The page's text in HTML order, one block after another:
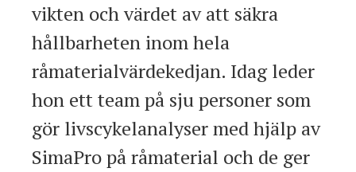
vikten och värdet av att säkra
hållbarheten inom hela
råmaterialvärdekedjan. Idag leder
hon ett team på sju personer som
gör livscykelanalyser med hjälp av
SimaPro på råmaterial och de ger